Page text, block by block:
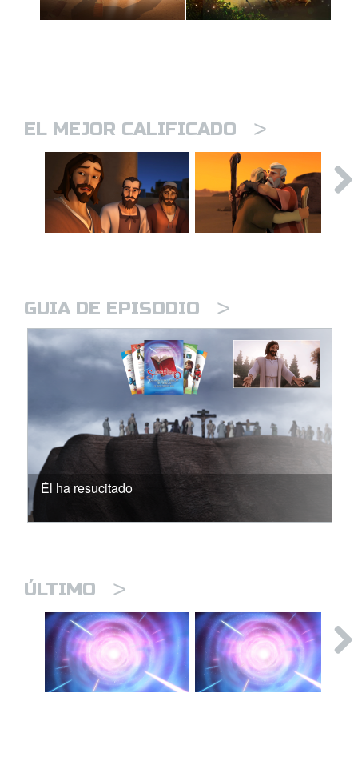
EL MEJOR CALIFICADO >
GUIA DE EPISODIO >
Él ha resucitado
ÚLTIMO >